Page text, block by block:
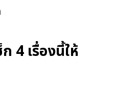
4 เรื่องนี้ให้